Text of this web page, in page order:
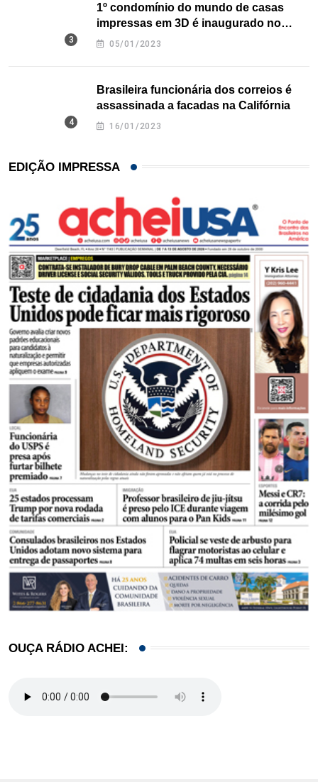
1º condomínio do mundo de casas
impressas em 3D é inaugurado no
Texas
05/01/2023
Brasileira funcionária dos correios é
assassinada a facadas na Califórnia
16/01/2023
EDIÇÃO IMPRESSA
OUÇA RÁDIO ACHEI: